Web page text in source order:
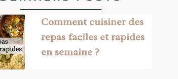
Comment cuisiner des
repas faciles et rapides
en semaine ?